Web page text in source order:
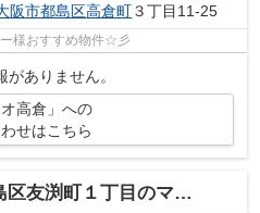
阪市都島区高倉町３丁目11-25
様おすすめ物件☆彡
がありません。
オ高倉」への
せはこちら
渕町１丁目のマンション